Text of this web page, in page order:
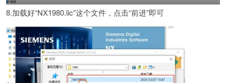
8.加载好“NX1980.lic”这个文件，点击“前进”即可